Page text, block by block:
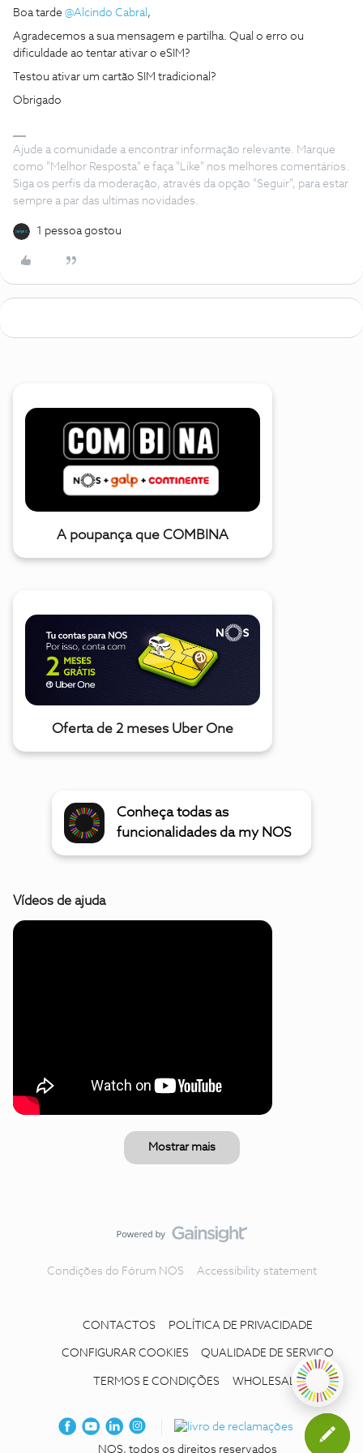
Boa tarde ​ @Alcindo Cabral ,
Agradecemos a sua mensagem e partilha. Qual o erro ou
dificuldade ao tentar ativar o eSIM?
Testou ativar um cartão SIM tradicional?
Obrigado
Ajude a comunidade a encontrar informação relevante. Marque
como "Melhor Resposta" e faça "Like" nos melhores comentários.
Siga os perfis da moderação, através da opção "Seguir", para estar
sempre a par das ultimas novidades.
1 pessoa gostou
A poupança que COMBINA
Oferta de 2 meses Uber One
Conheça todas as
funcionalidades da my NOS
Vídeos de ajuda
Mostrar mais
Condições do Fórum NOS Accessibility statement
CONTACTOS POLÍTICA DE PRIVACIDADE
CONFIGURAR COOKIES QUALIDADE DE SERVIÇO
TERMOS E CONDIÇÕES WHOLESALE
NOS, todos os direitos reservados